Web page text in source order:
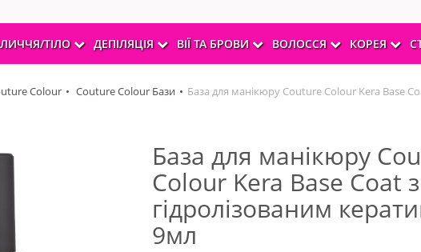
ТІЛО ДЕПІЛЯЦІЯ ВІЇ ТА БРОВИ ВОЛОССЯ КОРЕЯ
Colour Couture Colour Бази База для манікюру Couture Colour Kera Base
База для манікюру
Colour Kera Base Coat з
гідролізованим
9мл